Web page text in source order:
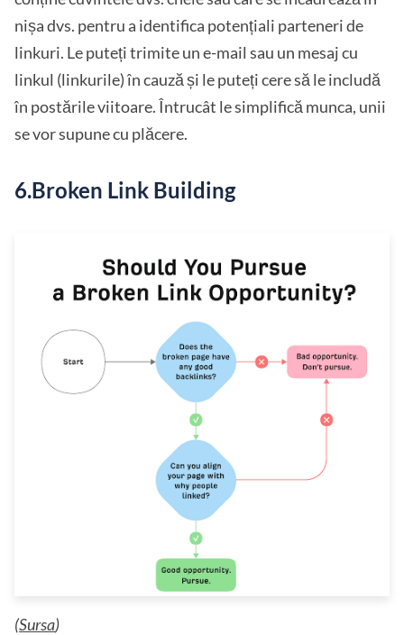
nișa dvs. pentru a identifica potențiali parteneri de
linkuri. Le puteți trimite un e-mail sau un mesaj cu
linkul (linkurile) în cauză și le puteți cere să le includă
în postările viitoare. Întrucât le simplifică munca, unii
se vor supune cu plăcere.
6.Broken Link Building
(Sursa)